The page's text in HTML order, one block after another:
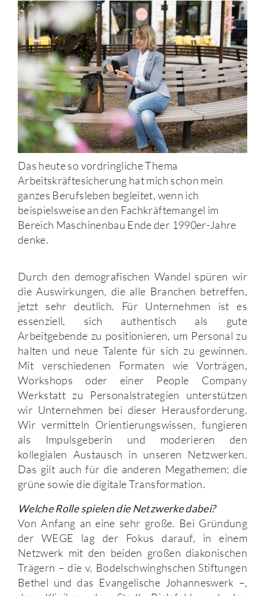
Das heute so vordringliche Thema
Arbeitskräftesicherung hat mich schon mein
ganzes Berufsleben begleitet, wenn ich
beispielsweise an den Fachkräftemangel im
Bereich Maschinenbau Ende der 1990er-Jahre
denke.
Durch den demografischen Wandel spüren wir
die Auswirkungen, die alle Branchen betreffen,
jetzt sehr deutlich. Für Unternehmen ist es
essenziell, sich authentisch als gute
Arbeitgebende zu positionieren, um Personal zu
halten und neue Talente für sich zu gewinnen.
Mit verschiedenen Formaten wie Vorträgen,
Workshops oder einer People Company
Werkstatt zu Personalstrategien unterstützen
wir Unternehmen bei dieser Herausforderung.
Wir vermitteln Orientierungswissen, fungieren
als Impulsgeberin und moderieren den
kollegialen Austausch in unseren Netzwerken.
Das gilt auch für die anderen Megathemen: die
grüne sowie die digitale Transformation.
Welche Rolle spielen die Netzwerke dabei?
Von Anfang an eine sehr große. Bei Gründung
der WEGE lag der Fokus darauf, in einem
Netzwerk mit den beiden großen diakonischen
Trägern – die v. Bodelschwinghschen Stiftungen
Bethel und das Evangelische Johanneswerk –,